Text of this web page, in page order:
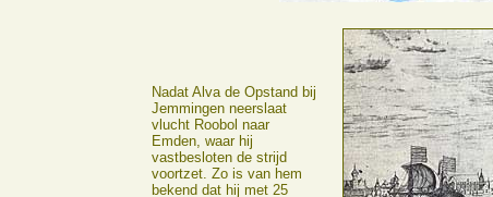
Nadat Alva de Opstand bij
Jemmingen neerslaat
vlucht Roobol naar
Emden, waar hij
vastbesloten de strijd
voortzet. Zo is van hem
bekend dat hij met 25